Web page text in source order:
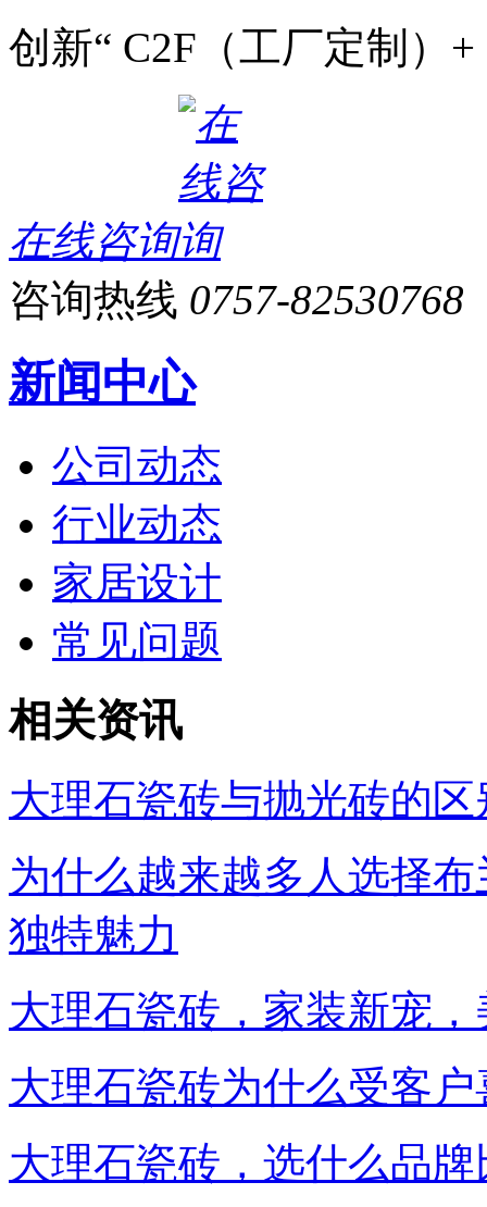
创新“ C2F（工厂定制）
在线咨询
咨询热线 0757-82530768
新闻中心
公司动态
行业动态
家居设计
常见问题
相关资讯
大理石瓷砖与抛光砖的区
为什么越来越多人选择
独特魅力
大理石瓷砖，家装新宠
大理石瓷砖为什么受客户
大理石瓷砖，选什么品牌